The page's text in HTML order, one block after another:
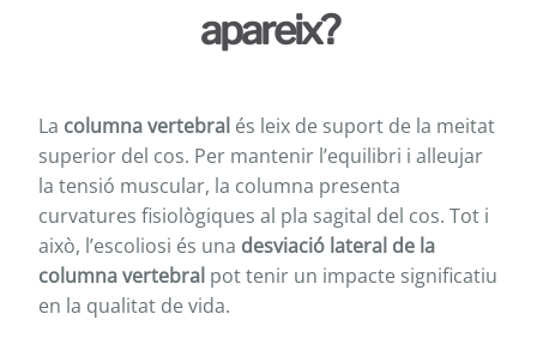
apareix?
La columna vertebral és leix de suport de la meitat
superior del cos. Per mantenir l’equilibri i alleujar
la tensió muscular, la columna presenta
curvatures fisiològiques al pla sagital del cos. Tot i
això, l’escoliosi és una desviació lateral de la
columna vertebral pot tenir un impacte significatiu
en la qualitat de vida.